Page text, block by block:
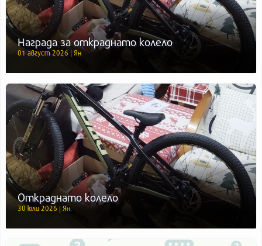
Награда за откраднато колело
01 август 2026 | Ян
Откраднато колело
30 юли 2026 | Ян